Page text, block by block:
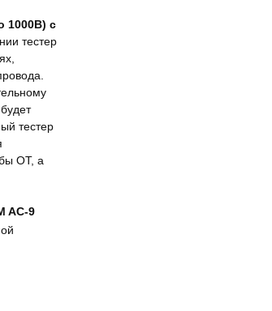
1000В) с
тестер
тестер
ОТ, а
AC-9